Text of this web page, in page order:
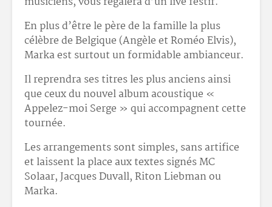
En plus d’être le père de la famille la plus
célèbre de Belgique (Angèle et Roméo Elvis),
Marka est surtout un formidable ambianceur.
Il reprendra ses titres les plus anciens ainsi
que ceux du nouvel album acoustique «
Appelez-moi Serge » qui accompagnent cette
tournée.
Les arrangements sont simples, sans artifice
et laissent la place aux textes signés MC
Solaar, Jacques Duvall, Riton Liebman ou
Marka.